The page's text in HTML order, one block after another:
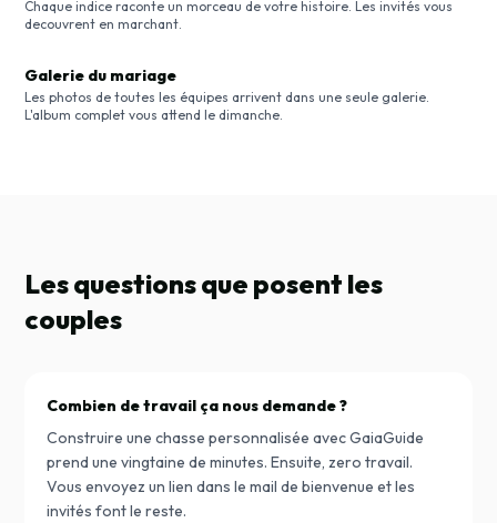
Chaque indice raconte un morceau de votre histoire. Les invités vous
decouvrent en marchant.
Galerie du mariage
Les photos de toutes les équipes arrivent dans une seule galerie.
L'album complet vous attend le dimanche.
Les questions que posent les
couples
Combien de travail ça nous demande ?
Construire une chasse personnalisée avec GaiaGuide
prend une vingtaine de minutes. Ensuite, zero travail.
Vous envoyez un lien dans le mail de bienvenue et les
invités font le reste.